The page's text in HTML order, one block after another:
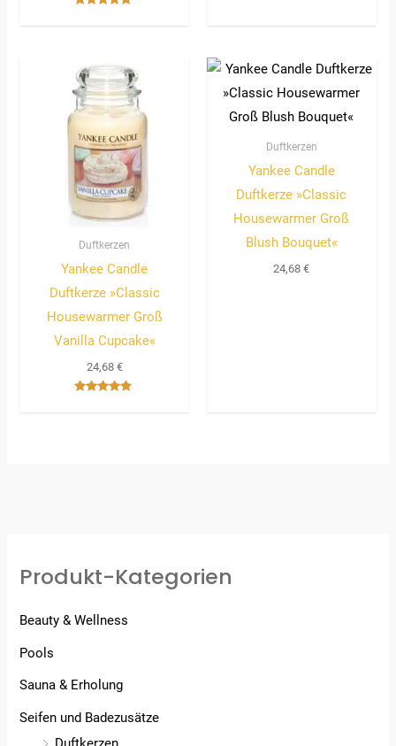
Duftkerzen
Yankee Candle
Duftkerze »Classic
Housewarmer Groß
Vanilla Cupcake«
24,68 €
Duftkerzen
Yankee Candle
Duftkerze »Classic
Housewarmer Groß
Blush Bouquet«
24,68€
Produkt-Kategorien
Beauty & Wellness
Pools
Sauna & Erholung
Seifen und Badezusätze